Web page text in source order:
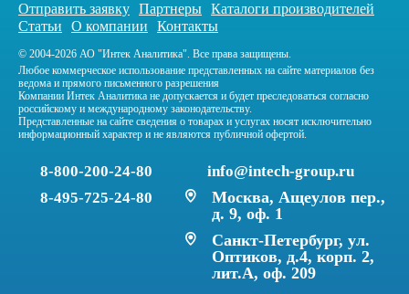
Отправить заявку Партнеры Каталоги производителей
Статьи
О компании Контакты
© 2004-2026 АО "Интек Аналитика". Все права защищены.
Любое коммерческое использование представленных на сайте материалов без
ведома и прямого письменного разрешения
Компании Интек Аналитика не допускается и будет преследоваться согласно
российскому и международному законодательству.
Представленные на сайте сведения о товарах и услугах носят исключительно
информационный характер и не являются публичной офертой.
8-800-200-24-80
8-495-725-24-80
info@intech-group.ru
Москва, Ащеулов пер.,
д. 9, оф. 1
Санкт-Петербург, ул.
Оптиков, д.4, корп. 2,
лит.А, оф. 209